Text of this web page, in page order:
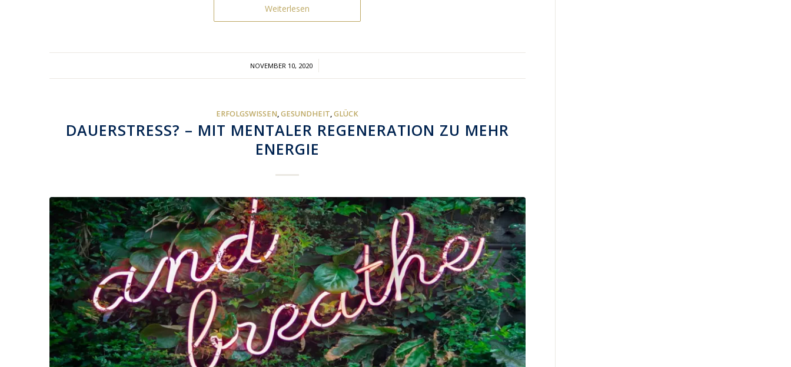
Weiterlesen
NOVEMBER 10, 2020
/
ERFOLGSWISSEN,GESUNDHEIT,GLÜCK
DAUERSTRESS? – MIT MENTALER REGENERATION ZU MEHR
ENERGIE